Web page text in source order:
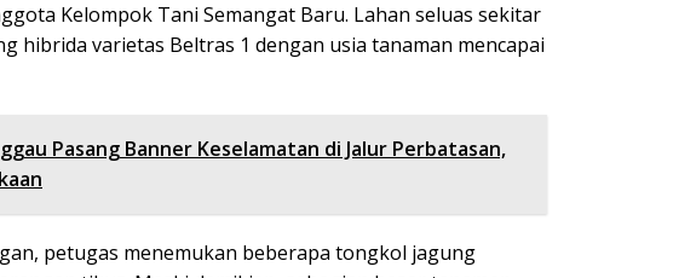
Kelompok Tani Semangat Baru. Lahan seluas sekitar
hibrida varietas Beltras 1 dengan usia tanaman mencapai
Pasang Banner Keselamatan di Jalur Perbatasan,
petugas menemukan beberapa tongkol jagung